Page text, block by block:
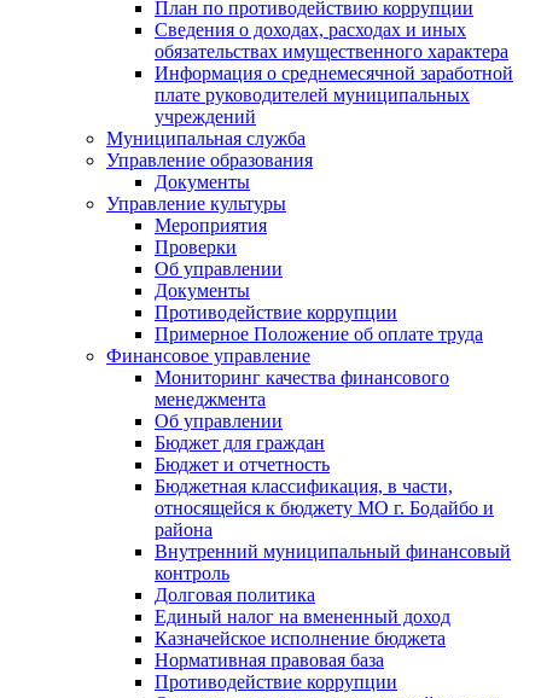
План по противодействию коррупции
Сведения о доходах, расходах и иных
обязательствах имущественного характера
Информация о среднемесячной заработной
плате руководителей муниципальных
учреждений
Муниципальная служба
Управление образования
Документы
Управление культуры
Мероприятия
Проверки
Об управлении
Документы
Противодействие коррупции
Примерное Положение об оплате труда
Финансовое управление
Мониторинг качества финансового
менеджмента
Об управлении
Бюджет для граждан
Бюджет и отчетность
Бюджетная классификация, в части,
относящейся к бюджету МО г. Бодайбо и
района
Внутренний муниципальный финансовый
контроль
Долговая политика
Единый налог на вмененный доход
Казначейское исполнение бюджета
Нормативная правовая база
Противодействие коррупции